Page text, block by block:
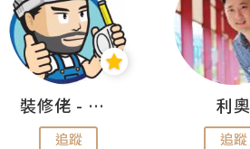
裝修佬 - 香港一站式網上裝修平台
追蹤
利奧
追蹤